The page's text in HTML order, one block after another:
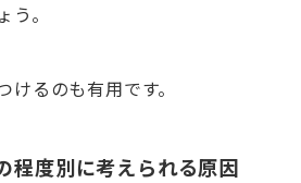
。
けるのも有用です。
程度別に考えられる原因